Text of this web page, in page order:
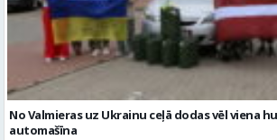
No Valmieras uz Ukrainu ceļā dodas vēl viena
automašīna